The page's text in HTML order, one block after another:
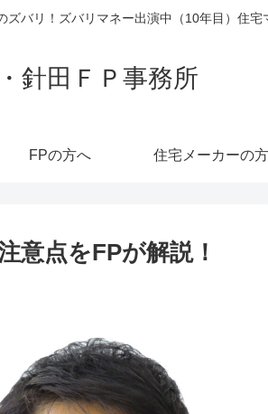
バリ！ズバリマネー出演中（10年目）住宅
針田ＦＰ事務所
FPの方へ 住宅メーカーの
意点をFPが解説！